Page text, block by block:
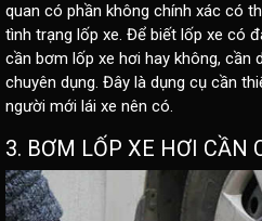
quan có phần không chính xác có
tình trạng lốp xe. Để biết lốp xe có
cần bơm lốp xe hơi hay không, cần
chuyên dụng. Đây là dụng cụ cần
người mới lái xe nên có.
3. BƠM LỐP XE HƠI CẦN